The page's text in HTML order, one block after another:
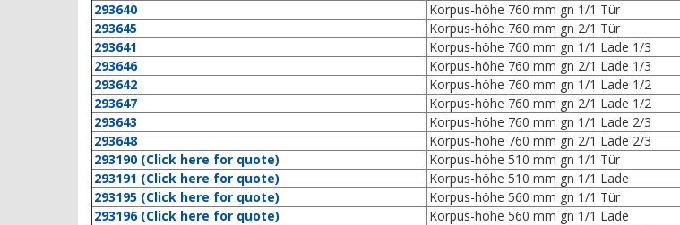
293640
Korpus-höhe 760 mm gn 1/1 Tür
293645
Korpus-höhe 760 mm gn 2/1 Tür
293641
Korpus-höhe 760 mm gn 1/1 Lade 1/3
293646
Korpus-höhe 760 mm gn 2/1 Lade 1/3
293642
Korpus-höhe 760 mm gn 1/1 Lade 1/2
293647
Korpus-höhe 760 mm gn 2/1 Lade 1/2
293643
Korpus-höhe 760 mm gn 1/1 Lade 2/3
293648
Korpus-höhe 760 mm gn 2/1 Lade 2/3
293190 (Click here for quote)
Korpus-höhe 510 mm gn 1/1 Tür
293191 (Click here for quote)
Korpus-höhe 510 mm gn 1/1 Lade
293195 (Click here for quote)
Korpus-höhe 560 mm gn 1/1 Tür
293196 (Click here for quote)
Korpus-höhe 560 mm gn 1/1 Lade